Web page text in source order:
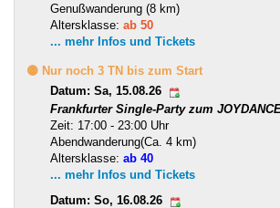
Genußwanderung (8 km)
Altersklasse: ab 50
... mehr Infos und Tickets
🟡 Nur noch 3 TN bis zum Start
Datum: Sa, 15.08.26
Frankfurter Single-Party zum
Zeit: 17:00 - 23:00 Uhr
Abendwanderung(Ca. 4 km)
Altersklasse: ab 40
... mehr Infos und Tickets
Datum: So, 16.08.26